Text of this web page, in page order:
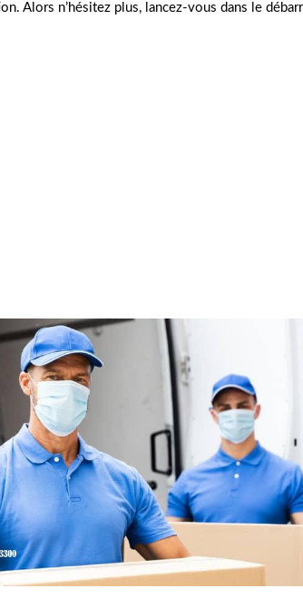
Alors n’hésitez plus, lancez-vous dans le